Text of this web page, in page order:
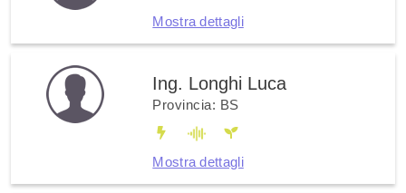
Mostra dettagli
Ing. Longhi Luca
Provincia: BS
Mostra dettagli